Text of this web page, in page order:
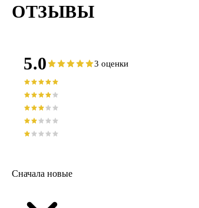
ОТЗЫВЫ
5.0 3 оценки
Сначала новые